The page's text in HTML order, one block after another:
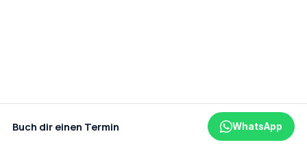
Buch dir einen Termin WhatsApp